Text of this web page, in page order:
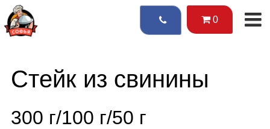
0
Стейк из свинины
300 г/100 г/50 г